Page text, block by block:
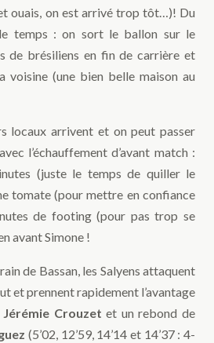
ouais, on est arrivé trop tôt…)! Du
temps : on sort le ballon sur le
de brésiliens en fin de carrière et
(une bien belle maison au
locaux arrivent et on peut passer
l’échauffement d’avant match :
(juste le temps de quiller le
tomate (pour mettre en confiance
de footing (pour pas trop se
avant Simone !
de Bassan, les Salyens attaquent
et prennent rapidement l’avantage
Jérémie Crouzet et un rebond de
(5’02, 12’59, 14’14 et 14’37 : 4-